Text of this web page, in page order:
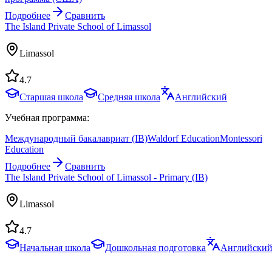
Подробнее
Сравнить
The Island Private School of Limassol
Limassol
4.7
Старшая школа
Средняя школа
Английский
Учебная программа:
Международный бакалавриат (IB)Waldorf EducationMontessori
Education
Подробнее
Сравнить
The Island Private School of Limassol - Primary (IB)
Limassol
4.7
Начальная школа
Дошкольная подготовка
Английский